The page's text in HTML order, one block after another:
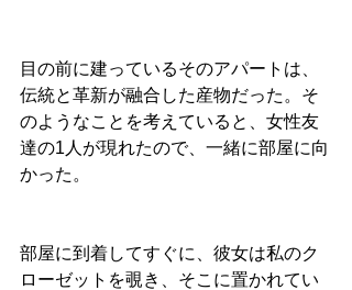
目の前に建っているそのアパートは、
伝統と革新が融合した産物だった。そ
のようなことを考えていると、女性友
達の1人が現れたので、一緒に部屋に向
かった。
部屋に到着してすぐに、彼女は私のク
ローゼットを覗き、そこに置かれてい